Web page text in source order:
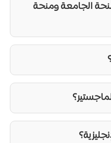
الجامعة ومنحة